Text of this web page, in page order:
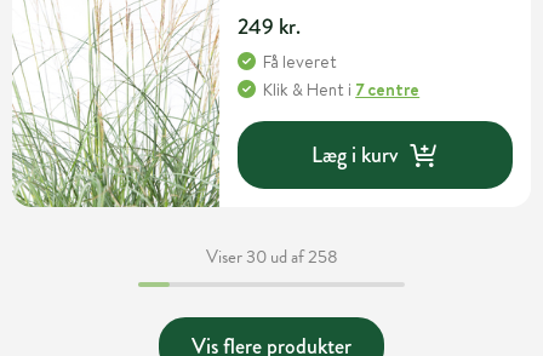
249 kr.
Få leveret
Klik & Hent i 7 centre
Læg i kurv
Viser 30 ud af 258
Vis flere produkter